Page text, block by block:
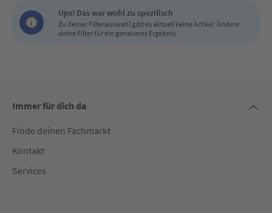
Ups! Das war wohl zu spezifisch
Zu deiner Filterauswahl gibt es aktuell keine Artikel. Ändere
deine Filter für ein genaueres Ergebnis.
Immer für dich da
Finde deinen Fachmarkt
Kontakt
Services